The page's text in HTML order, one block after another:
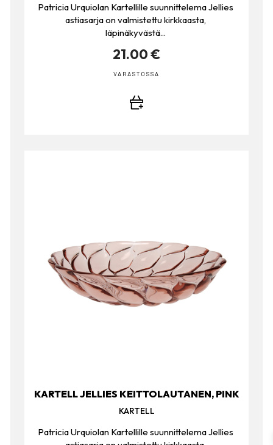
Patricia Urquiolan Kartellille suunnittelema Jellies
astiasarja on valmistettu kirkkaasta,
läpinäkyvästä...
21.00 €
VARASTOSSA
KARTELL JELLIES KEITTOLAUTANEN, PINK
KARTELL
Patricia Urquiolan Kartellille suunnittelema Jellies